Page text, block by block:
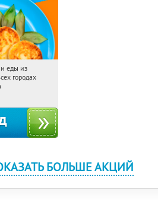
Получили:
и еды из
городах
БОЛЬШЕ АКЦИЙ